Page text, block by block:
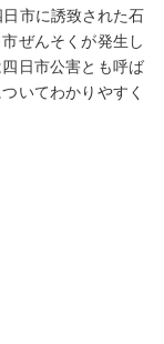
市に誘致された石
ぜんそくが発生し
日市公害とも呼ば
いてわかりやすく